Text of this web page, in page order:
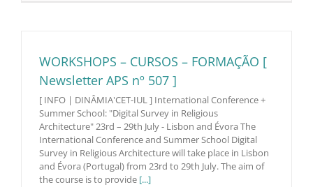
WORKSHOPS – CURSOS – FORMAÇÃO [
Newsletter APS nº 507 ]
[ INFO | DINÂMIA'CET-IUL ] International Conference +
Summer School: "Digital Survey in Religious
Architecture" 23rd – 29th July - Lisbon and Évora The
International Conference and Summer School Digital
Survey in Religious Architecture will take place in Lisbon
and Évora (Portugal) from 23rd to 29th July. The aim of
the course is to provide [...]